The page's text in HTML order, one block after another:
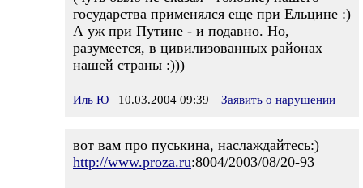
государства применялся еще при Ельцине :)
А уж при Путине - и подавно. Но,
разумеется, в цивилизованных районах
нашей страны :)))
Иль Ю 10.03.2004 09:39 Заявить о нарушении
вот вам про пуськина, наслаждайтесь:)
http://www.proza.ru:8004/2003/08/20-93